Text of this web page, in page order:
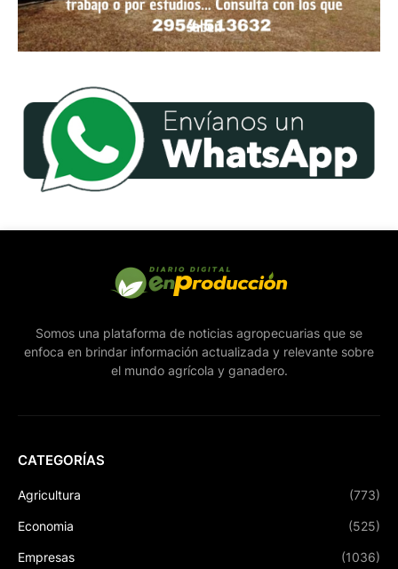
Somos una plataforma de noticias agropecuarias que se
enfoca en brindar información actualizada y relevante sobre
el mundo agrícola y ganadero.
CATEGORÍAS
Agricultura (773)
Economia (525)
Empresas (1036)